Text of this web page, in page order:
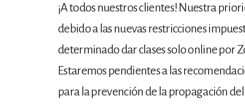
¡A todos nuestros clientes! Nuestra
debido a las nuevas restricciones
determinado dar clases solo online por
Estaremos pendientes a las
para la prevención de la propagación